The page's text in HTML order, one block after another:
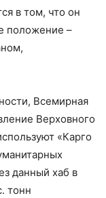
в том, что он
положение –
Всемирная
Верховного
«Карго
данный хаб в
тонн